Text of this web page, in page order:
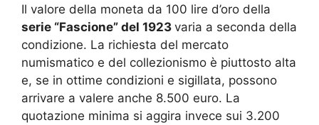
Il valore della moneta da 100 lire d’oro della
serie “Fascione” del 1923 varia a seconda della
condizione. La richiesta del mercato
numismatico e del collezionismo è piuttosto alta
e, se in ottime condizioni e sigillata, possono
arrivare a valere anche 8.500 euro. La
quotazione minima si aggira invece sui 3.200